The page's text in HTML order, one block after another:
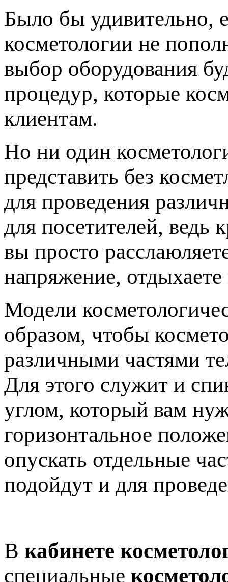
Было бы удивительно,
косметологии не
выбор оборудования
процедур, которые
клиентам.
Но ни один
представить без
для проведения
для посетителей, ведь
вы просто
напряжение,
Модели
образом, чтобы
различными частями
Для этого служит и
углом, который вам
горизонтальное
опускать отдельные
подойдут и для
В кабинете
специальные